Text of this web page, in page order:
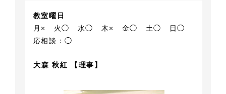
教室曜日
月×
火◯ 水◯ 木× 金◯ 土◯
日◯
応相談：◯
大森 秋紅 【理事】